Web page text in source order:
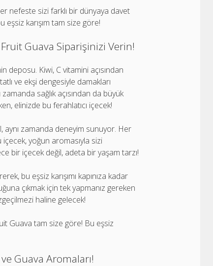
nefeste sizi farklı bir dünyaya davet
eşsiz karışım tam size göre!
Guava Siparişinizi Verin!
deposu. Kiwi, C vitamini açısından
ve ekşi dengesiyle damakları
sağlık açısından da büyük
elinizde bu ferahlatıcı içecek!
zamanda deneyim sunuyor. Her
yoğun aromasıyla sizi
bir içecek değil, adeta bir yaşam tarzı!
bu eşsiz karışımı kapınıza kadar
çıkmak için tek yapmanız gereken
haline gelecek!
Guava tam size göre! Bu eşsiz
Guava Aromaları!